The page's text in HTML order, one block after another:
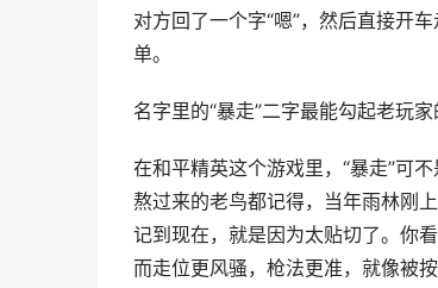
对方回了一个字“嗯”，然后直接开
单。
名字里的“暴走”二字最能勾起老玩
在和平精英这个游戏里，“暴走”可
熬过来的老鸟都记得，当年雨林刚
记到现在，就是因为太贴切了。你
而走位更风骚，枪法更准，就像被